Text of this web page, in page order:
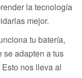
la tecnología
mejor.
tu batería,
se adapten a tus
nos lleva al